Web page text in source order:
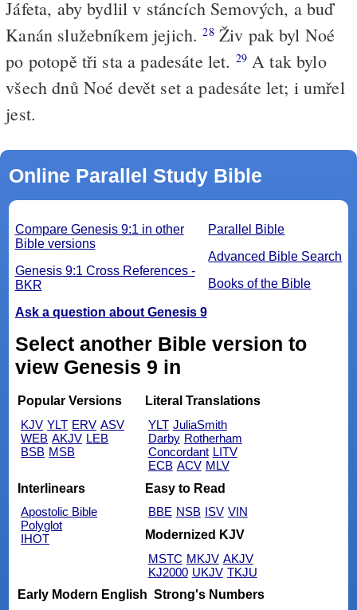
Jáfeta, aby bydlil v stáncích Semových, a buď
Kanán služebníkem jejich.28Živ pak byl Noé
po potopě tři sta a padesáte let. 29 A tak bylo
všech dnů Noé devět set a padesáte let; i umřel
jest.
Online Parallel Study Bible
Parallel Bible
Advanced Bible Search
Books of the Bible
Compare Genesis 9:1 in other
Bible versions
Genesis 9:1 Cross References -
BKR
Ask a question about Genesis 9
Select another Bible version to
view Genesis 9 in
Popular Versions
KJV YLT ERV ASV
WEB AKJV LEB
BSB MSB
Literal Translations
YLT JuliaSmith
Darby Rotherham
Concordant LITV
ECB ACV MLV
Interlinears
Apostolic Bible
Polyglot
IHOT
Easy to Read
BBE NSB ISV VIN
Modernized KJV
MSTC MKJV AKJV
KJ2000 UKJV TKJU
Early Modern English Strong's Numbers